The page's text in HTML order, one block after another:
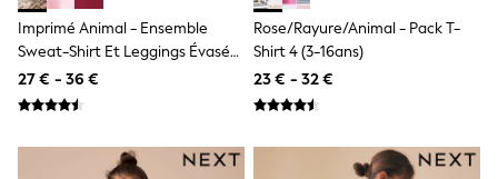
Knitwear
Trousers & Leggings
Sets & Outfits
Tops
Shirts & Blouses
Imprimé Animal - Ensemble
Sweat-Shirt Et Leggings Évasés
(3-16ans)
27 € - 36 €
Rose/rayure/Animal - Pack T-
Shirt 4 (3-16ans)
23 € - 32 €